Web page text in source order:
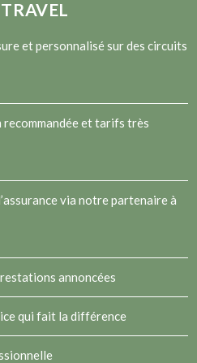
et personnalisé sur des circuits
recommandée et tarifs très
via notre partenaire à
annoncées
qui fait la différence